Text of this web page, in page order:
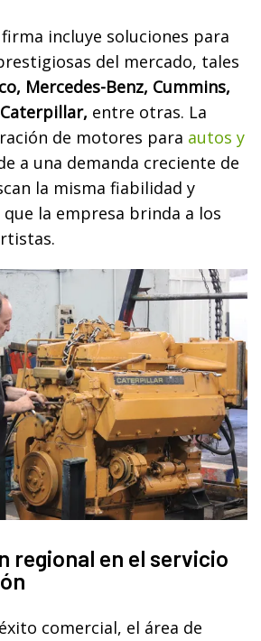
incluye soluciones para
del mercado, tales
Mercedes-Benz, Cummins,
entre otras. La
de motores para autos y
a una demanda creciente de
la misma fiabilidad y
la empresa brinda a los
regional en el servicio
comercial, el área de